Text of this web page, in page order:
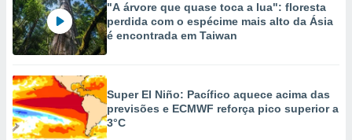
"A árvore que quase toca a lua": floresta
perdida com o espécime mais alto da Ásia
é encontrada em Taiwan
Super El Niño: Pacífico aquece acima das
previsões e ECMWF reforça pico superior a
3°C